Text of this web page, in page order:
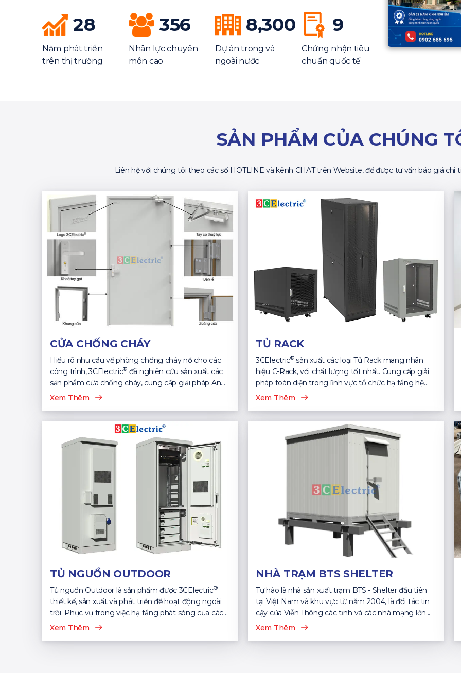
28
Năm phát triển
trên thị trường
356
Nhân lực chuyên
môn cao
8,300
Dự án trong và
ngoài nước
9
Chứng nhận tiêu
chuẩn quốc tế
SẢN PHẨM CỦA CHÚNG
Liên hệ với chúng tôi theo các số HOTLINE và kênh CHAT trên Website, để được tư vấn báo giá
CỬA CHỐNG CHÁY
Hiểu rõ nhu cầu về phòng chống cháy nổ cho các
công trình, 3CElectric® đã nghiên cứu sản xuất các
sản phẩm cửa chống cháy, cung cấp giải pháp An
Toàn...
Xem Thêm
TỦ RACK
3CElectric®sản xuất các loại Tủ Rack mang nhãn
hiệu C-Rack, với chất lượng tốt nhất. Cung cấp giải
pháp toàn diện trong lĩnh vực tổ chức hạ tầng hệ
thống CNTT...
Xem Thêm
TỦ NGUỒN OUTDOOR
Tủ nguồn Outdoor là sản phẩm được 3CElectric®
thiết kế, sản xuất và phát triển để hoạt động ngoài
trời. Phục vụ trong việc hạ tầng phát sóng của các
nhà mạng viễn thông...
Xem Thêm
NHÀ TRẠM BTS SHELTER
Tự hào là nhà sản xuất trạm BTS - Shelter đầu tiên
tại Việt Nam và khu vực từ năm 2004, là đối tác tin
cậy của Viễn Thông các tỉnh và các nhà mạng lớn...
Xem Thêm